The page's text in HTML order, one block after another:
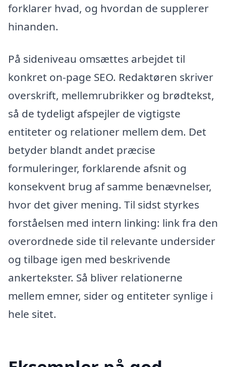
forklarer hvad, og hvordan de supplerer
hinanden.
På sideniveau omsættes arbejdet til
konkret on-page SEO. Redaktøren skriver
overskrift, mellemrubrikker og brødtekst,
så de tydeligt afspejler de vigtigste
entiteter og relationer mellem dem. Det
betyder blandt andet præcise
formuleringer, forklarende afsnit og
konsekvent brug af samme benævnelser,
hvor det giver mening. Til sidst styrkes
forståelsen med intern linking: link fra den
overordnede side til relevante undersider
og tilbage igen med beskrivende
ankertekster. Så bliver relationerne
mellem emner, sider og entiteter synlige i
hele sitet.